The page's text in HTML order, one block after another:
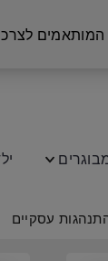
המותאמים
עסקיים